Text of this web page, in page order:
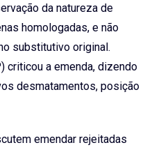
da natureza de
homologadas, e não
substitutivo original.
criticou a emenda, dizendo
desmatamentos, posição
emendar rejeitadas